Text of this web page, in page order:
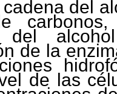
cadena del
del
de la
de las